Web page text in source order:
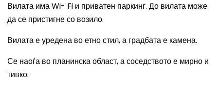
Вилата имаWi- Fi и приватен паркинг. До вилата може
да се пристигне со возило.
Вилата е уредена во етно стил, а градбата е камена.
Се наоѓа во планинска област, а соседството е мирно и
тивко.